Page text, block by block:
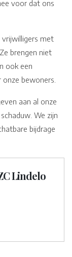
voor dat ons
met
brengen niet
ook een
bewoners.
aan al onze
We zijn
bijdrage
Lindelo